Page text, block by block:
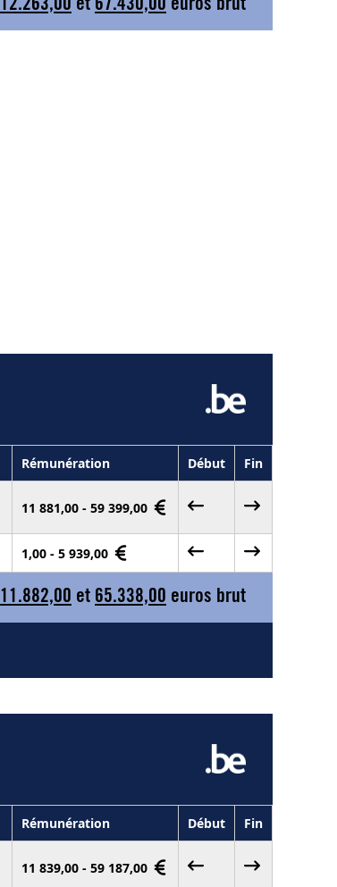
12.263,00 et 67.430,00 euros brut
Rémunération Début Fin
11 881,00 - 59 399,00
1,00 - 5 939,00
11.882,00 et 65.338,00 euros brut
Rémunération Début Fin
11 839,00 - 59 187,00